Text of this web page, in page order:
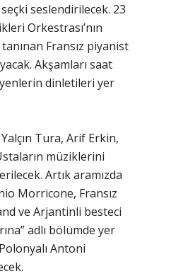
seslendirilecek. 23
Orkestrası’nın
Fransız piyanist
Akşamları saat
dinletileri yer
Tura, Arif Erkin,
müziklerini
Artık aramızda
Morricone, Fransız
ve Arjantinli besteci
adlı bölümde yer
Antoni